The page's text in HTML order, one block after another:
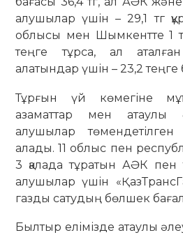
алушылар үшін – 29,1 тг
облысы мен Шымкентте 1
теңге тұрса, ал
алатындар үшін – 23,2 теңге
Тұрғын үй көмегіне
азаматтар мен атаулы
алушылар
алады. 11 облыс пен
3 қалада тұратын АӘК пен
алушылар үшін
газды сатудың бөлшек
Былтыр елімізде атаулы